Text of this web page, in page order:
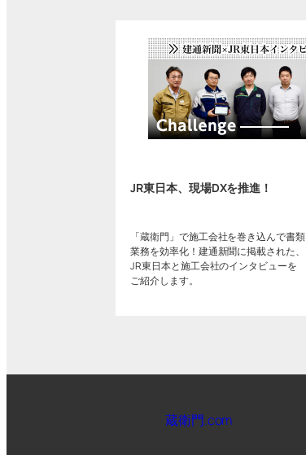
JR東日本、現場DXを推進！
「蔵衛門」で施工会社を巻き込んで書類
業務を効率化！建通新聞に掲載された、
JR東日本と施工会社のインタビューを
ご紹介します。
蔵衛門.com